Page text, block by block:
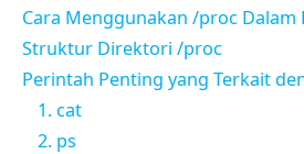
Cara Menggunakan /proc Dalam
Struktur Direktori /proc
Perintah Penting yang Terkait
1. cat
2. ps